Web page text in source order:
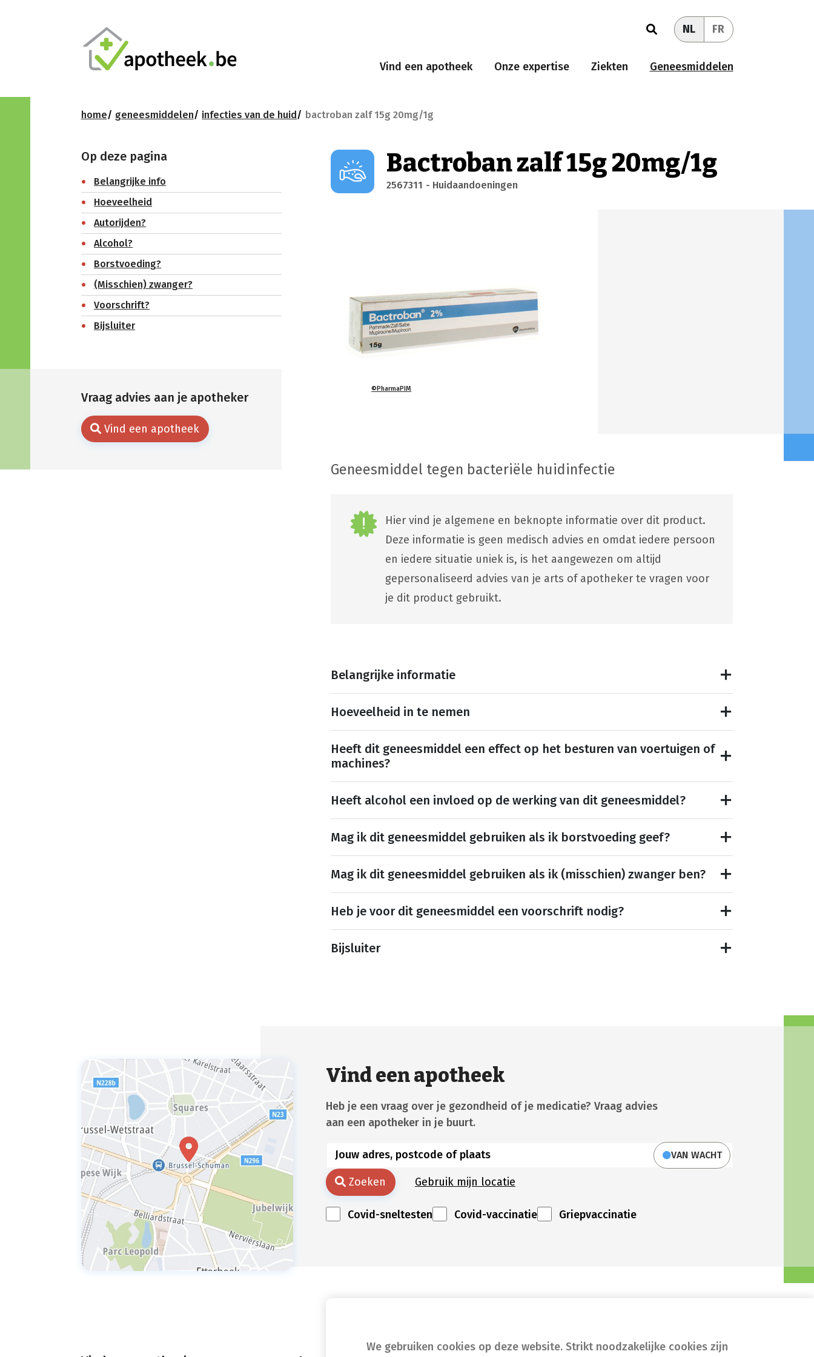
We gebruiken cookies op deze website. Strikt noodzakelijke cookies zijn
NL FR
Vind een apotheek Onze expertise Ziekten Geneesmiddelen
home geneesmiddelen infecties van de huid bactroban zalf 15g 20mg/1g
Vraag advies aan je apotheker
Vind een apotheek
Op deze pagina
Belangrijke info
Hoeveelheid
Autorijden?
Alcohol?
Borstvoeding?
(Misschien) zwanger?
Voorschrift?
Bijsluiter
Bactroban zalf 15g 20mg/1g
2567311 - Huidaandoeningen
©PharmaPIM
Geneesmiddel tegen bacteriële huidinfectie
Hier vind je algemene en beknopte informatie over dit product.
Deze informatie is geen medisch advies en omdat iedere persoon
en iedere situatie uniek is, is het aangewezen om altijd
gepersonaliseerd advies van je arts of apotheker te vragen voor
je dit product gebruikt.
Belangrijke informatie
Hoeveelheid in te nemen
Heeft dit geneesmiddel een effect op het besturen van voertuigen of
machines?
Heeft alcohol een invloed op de werking van dit geneesmiddel?
Mag ik dit geneesmiddel gebruiken als ik borstvoeding geef?
Mag ik dit geneesmiddel gebruiken als ik (misschien) zwanger ben?
Heb je voor dit geneesmiddel een voorschrift nodig?
Bijsluiter
Vind een apotheek
Heb je een vraag over je gezondheid of je medicatie? Vraag advies
aan een apotheker in je buurt.
VAN WACHT
Zoeken Gebruik mijn locatie
Covid-sneltesten Covid-vaccinatie Griepvaccinatie